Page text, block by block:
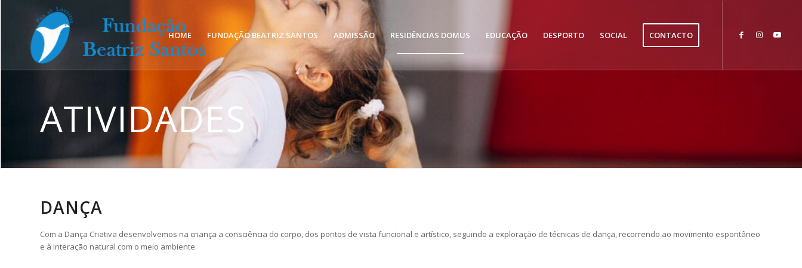
HOME FUNDAÇÃO BEATRIZ SANTOS ADMISSÃO RESIDÊNCIAS DOMUS EDUCAÇÃO DESPORTO SOCIAL CONTACTO
ATIVIDADES
DANÇA
Com a Dança Criativa desenvolvemos na criança a consciência do corpo, dos pontos de vista funcional e artístico, seguindo a exploração de técnicas de dança, recorrendo ao movimento espontâneo
e à interação natural com o meio ambiente.